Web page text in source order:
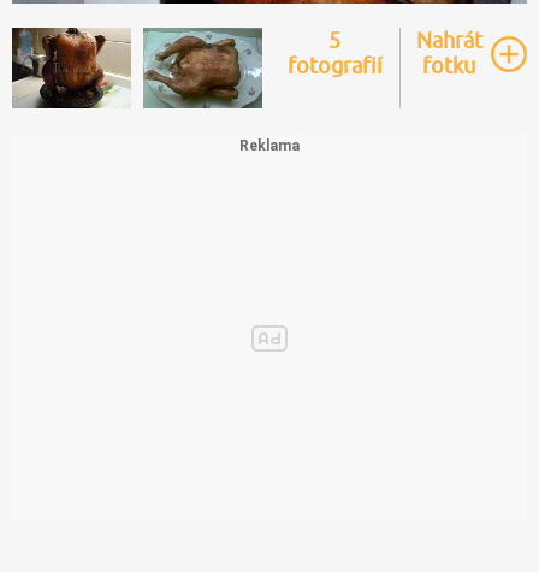
5
fotografií
Nahrát
fotku